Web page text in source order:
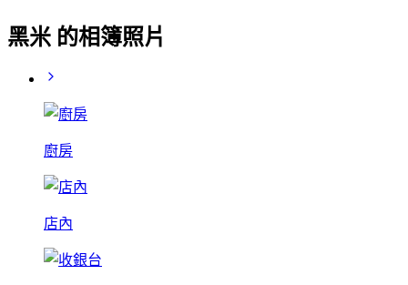
黑米 的相簿照片
廚房
店內